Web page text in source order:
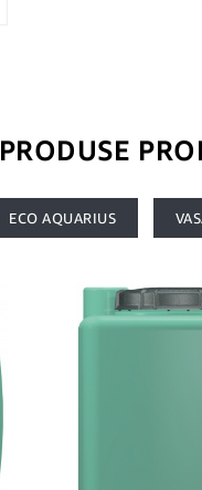
PRODUSE
ECO AQUARIUS